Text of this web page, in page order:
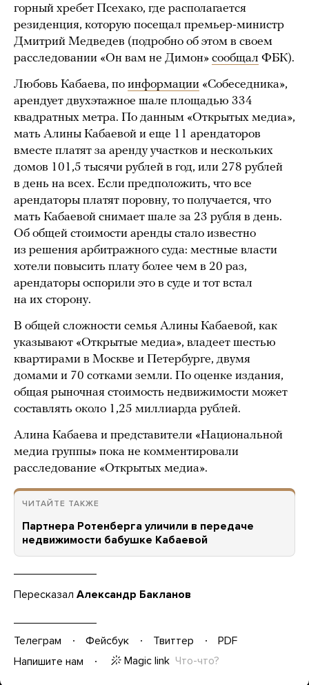
горный хребет Псехако, где располагается
резиденция, которую посещал премьер-министр
Дмитрий Медведев (подробно об этом в своем
расследовании «Он вам не Димон» сообщал ФБК).
Любовь Кабаева, по информации «Собеседника»,
арендует двухэтажное шале площадью 334
квадратных метра. По данным «Открытых медиа»,
мать Алины Кабаевой и еще 11 арендаторов
вместе платят за аренду участков и нескольких
домов 101,5 тысячи рублей в год, или 278 рублей
в день на всех. Если предположить, что все
арендаторы платят поровну, то получается, что
мать Кабаевой снимает шале за 23 рубля в день.
Об общей стоимости аренды стало известно
из решения арбитражного суда: местные власти
хотели повысить плату более чем в 20 раз,
арендаторы оспорили это в суде и тот встал
на их сторону.
В общей сложности семья Алины Кабаевой, как
указывают «Открытые медиа», владеет шестью
квартирами в Москве и Петербурге, двумя
домами и 70 сотками земли. По оценке издания,
общая рыночная стоимость недвижимости может
составлять около 1,25 миллиарда рублей.
Алина Кабаева и представители «Национальной
медиа группы» пока не комментировали
расследование «Открытых медиа».
ЧИТАЙТЕ ТАКЖЕ
Партнера Ротенберга уличили в передаче
недвижимости бабушке Кабаевой
Пересказал Александр Бакланов
Телеграм Фейсбук Твиттер
PDF
Напишите нам
Magic link Что-что?